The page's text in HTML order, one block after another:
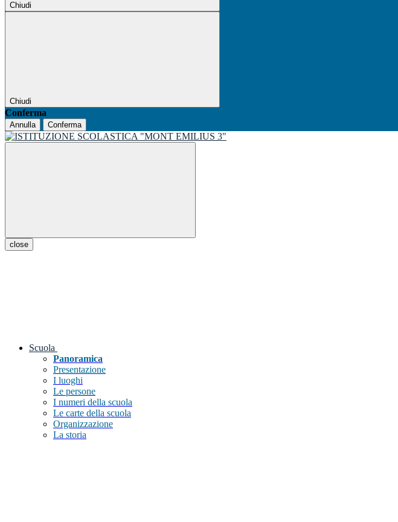
Chiudi
Chiudi
Conferma
Annulla Conferma
close
Scuola
Panoramica
Presentazione
I luoghi
Le persone
I numeri della scuola
Le carte della scuola
Organizzazione
La storia